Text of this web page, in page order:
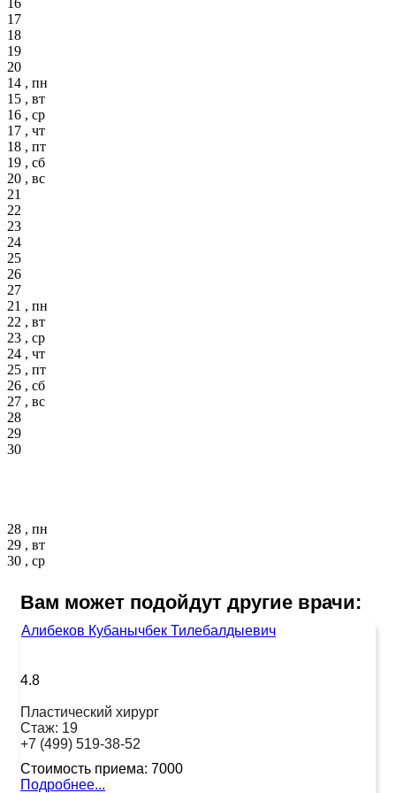
17
18
19
20
14 , пн
15 , вт
16 , ср
17 , чт
18 , пт
19 , сб
20 , вс
21
22
23
24
25
26
27
21 , пн
22 , вт
23 , ср
24 , чт
25 , пт
26 , сб
27 , вс
28
29
30
28 , пн
29 , вт
30 , ср
Вам может подойдут другие врачи:
Алибеков Кубанычбек Тилебалдыевич
4.8
Пластический хирург
Стаж: 19
+7 (499) 519-38-52
Стоимость приема: 7000
Подробнее...